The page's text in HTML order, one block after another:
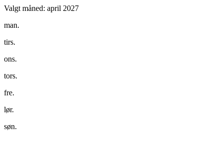
Valgt måned: april 2027
man.
tirs.
ons.
tors.
fre.
lør.
søn.